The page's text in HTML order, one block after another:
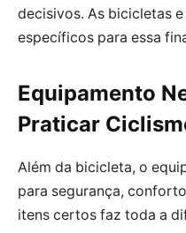
decisivos. As bicicletas
específicos para essa
Equipamento
Praticar
Além da bicicleta, o
para segurança,
itens certos faz toda a